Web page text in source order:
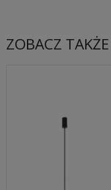
ZOBACZ TAKŻE